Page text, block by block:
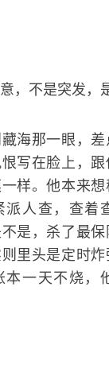
，不是突发，
海那一眼，差
写在脸上，
样。他本来
派人查，查着
是，杀了最
里头是定时
本一天不烧，